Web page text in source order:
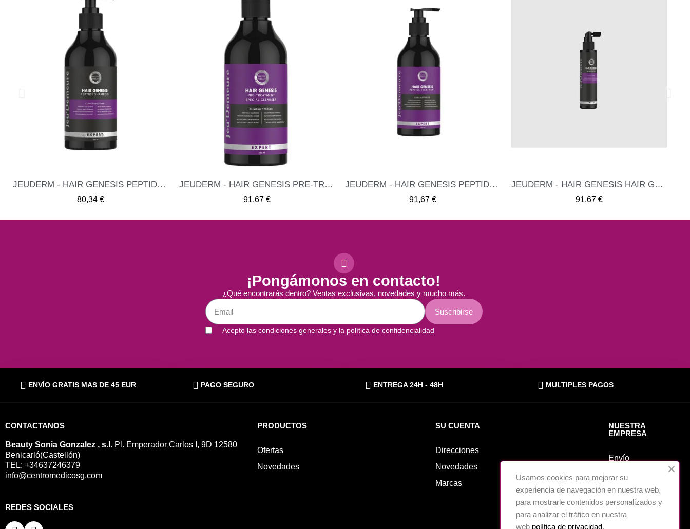
JEUDERM - HAIR GENESIS PEPTIDE SHAMPOO ME INTERESA JEUDERM - HAIR GENESIS PRE-TREATMENT SPECIAL CLEANSER 300ML
91,67 €
ME INTERESA JEUDERM - HAIR GENESIS PEPTIDE TREATMENT 300ML
91,67 €
ME INTERESA JEUDERM - HAIR GENESIS HAIR GROWTH STIMULATOR 140ML
91,67 €
¡Pongámonos en contacto!
¿Qué encontrarás dentro? Ventas exclusivas, novedades y mucho más.
Suscribirse
Acepto las condiciones generales y la política de confidencialidad
ENVÍO GRATIS MAS DE 45 EUR PAGO SEGURO ENTREGA 24H - 48H MULTIPLES PAGOS
CONTACTANOS
Beauty Sonia Gonzalez , s.l. Pl. Emperador Carlos I, 9D 12580
Benicarló(Castellón)
TEL: +34637246379
info@centromedicosg.com
REDES SOCIALES
PRODUCTOS
Ofertas
Novedades
SU CUENTA
Direcciones
Novedades
Marcas
NUESTRA
EMPRESA
Envío
Aviso legal
Sobre nosotros
Cookies
Usamos cookies para mejorar su
experiencia de navegación en nuestra web,
para mostrarle contenidos personalizados y
para analizar el tráfico en nuestra
web política de privacidad.